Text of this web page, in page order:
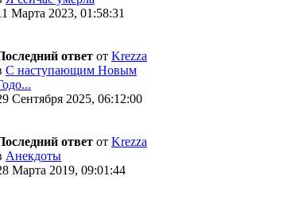
Марта 2023, 01:58:31
ответ от Krezza
С наступающим Новым
Сентября 2025, 06:12:00
ответ от Krezza
Анекдоты
Марта 2019, 09:01:44